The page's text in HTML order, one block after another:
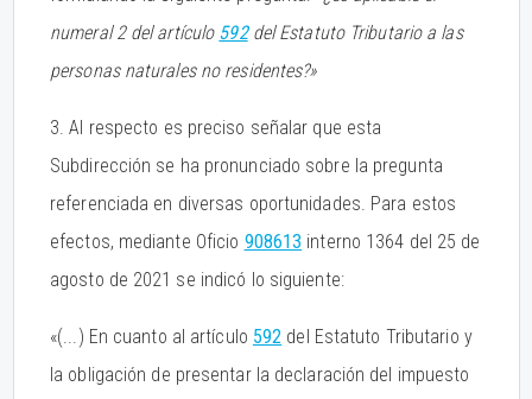
numeral 2 del artículo 592del Estatuto Tributario a las
personas naturales no residentes?»
3. Al respecto es preciso señalar que esta
Subdirección se ha pronunciado sobre la pregunta
referenciada en diversas oportunidades. Para estos
efectos, mediante Oficio 908613 interno 1364 del 25 de
agosto de 2021 se indicó lo siguiente:
«(...) En cuanto al artículo 592 del Estatuto Tributario y
la obligación de presentar la declaración del impuesto